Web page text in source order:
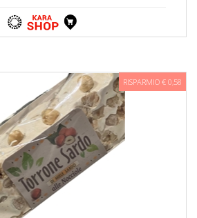
RISPARMIO € 0,58